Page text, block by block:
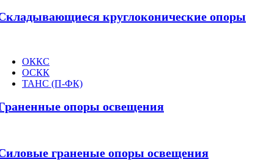
круглоконические опоры
ОККС
ОСКК
ТАНС (П-ФК)
опоры освещения
граненые опоры освещения